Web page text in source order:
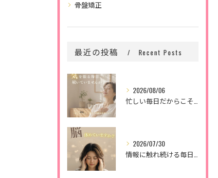
骨盤矯正
最近の投稿 Recent Posts
2026/08/06
2026/07/30